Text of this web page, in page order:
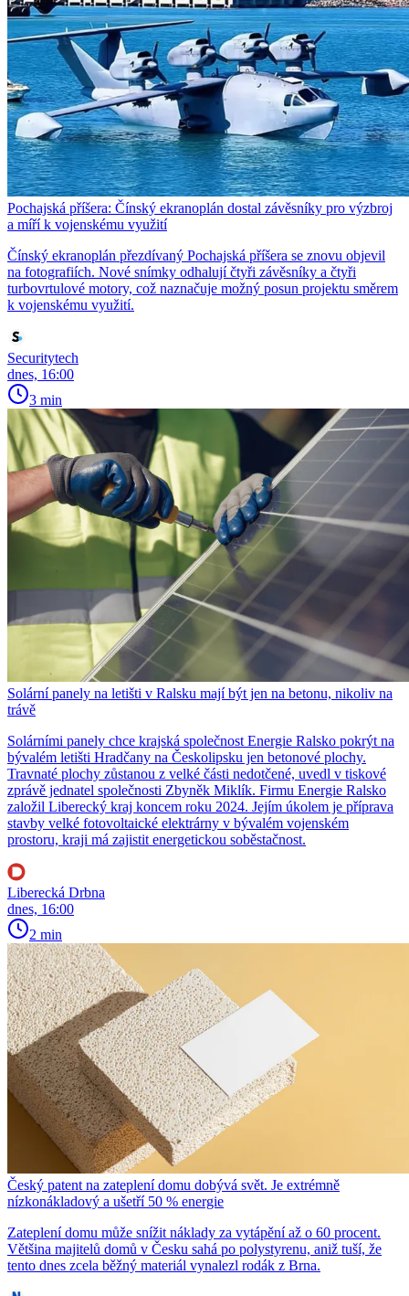
Pochajská příšera: Čínský ekranoplán dostal závěsníky pro výzbroj
a míří k vojenskému využití
Čínský ekranoplán přezdívaný Pochajská příšera se znovu objevil
na fotografiích. Nové snímky odhalují čtyři závěsníky a čtyři
turbovrtulové motory, což naznačuje možný posun projektu směrem
k vojenskému využití.
Securitytech
dnes, 16:00
3 min
Solární panely na letišti v Ralsku mají být jen na betonu, nikoliv na
trávě
Solárními panely chce krajská společnost Energie Ralsko pokrýt na
bývalém letišti Hradčany na Českolipsku jen betonové plochy.
Travnaté plochy zůstanou z velké části nedotčené, uvedl v tiskové
zprávě jednatel společnosti Zbyněk Miklík. Firmu Energie Ralsko
založil Liberecký kraj koncem roku 2024. Jejím úkolem je příprava
stavby velké fotovoltaické elektrárny v bývalém vojenském
prostoru, kraji má zajistit energetickou soběstačnost.
Liberecká Drbna
dnes, 16:00
2 min
Český patent na zateplení domu dobývá svět. Je extrémně
nízkonákladový a ušetří 50 % energie
Zateplení domu může snížit náklady za vytápění až o 60 procent.
Většina majitelů domů v Česku sahá po polystyrenu, aniž tuší, že
tento dnes zcela běžný materiál vynalezl rodák z Brna.